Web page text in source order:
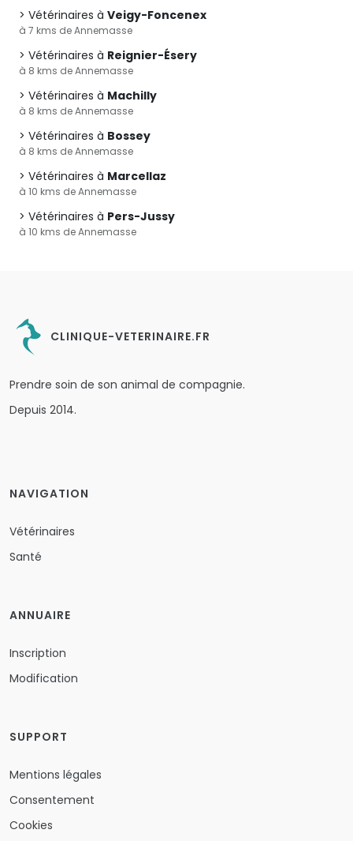
Vétérinaires à Veigy-Foncenex
à 7 kms de Annemasse
Vétérinaires à Reignier-Ésery
à 8 kms de Annemasse
Vétérinaires à Machilly
à 8 kms de Annemasse
Vétérinaires à Bossey
à 8 kms de Annemasse
Vétérinaires à Marcellaz
à 10 kms de Annemasse
Vétérinaires à Pers-Jussy
à 10 kms de Annemasse
CLINIQUE-VETERINAIRE.FR
Prendre soin de son animal de compagnie.
Depuis 2014.
NAVIGATION
Vétérinaires
Santé
ANNUAIRE
Inscription
Modification
SUPPORT
Mentions légales
Consentement
Cookies